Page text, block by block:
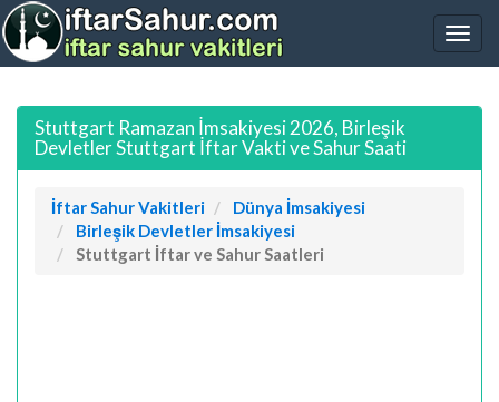
Stuttgart Ramazan İmsakiyesi 2026, Birleşik
Devletler Stuttgart İftar Vakti ve Sahur Saati
İftar Sahur Vakitleri
Dünya İmsakiyesi
Birleşik Devletler İmsakiyesi
Stuttgart İftar ve Sahur Saatleri